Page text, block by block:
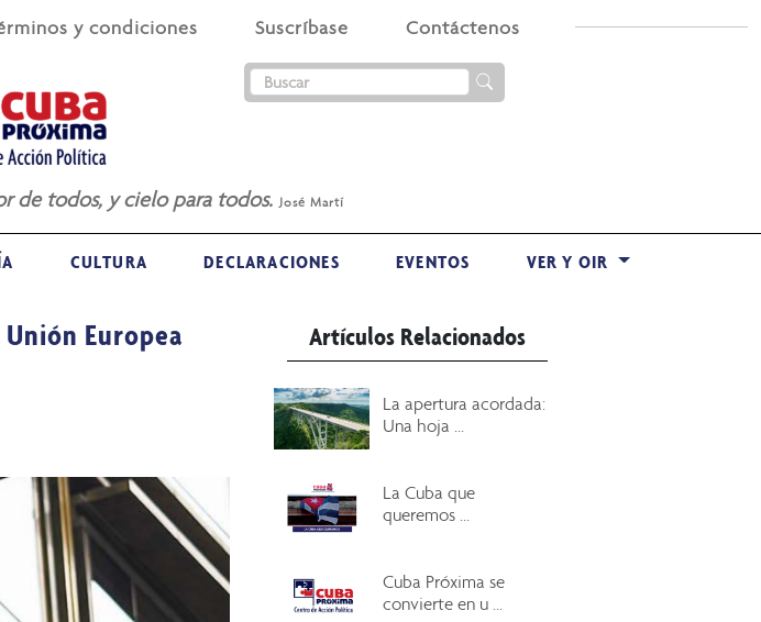
y condiciones Suscríbase Contáctenos
de todos, y cielo para todos. José Martí
CULTURA DECLARACIONES EVENTOS VER Y OIR
Europea
Artículos Relacionados
La apertura acordada:
Una hoja ...
La Cuba que
queremos ...
Cuba Próxima se
convierte en u ...